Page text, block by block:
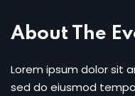
About The
Lorem ipsum dolor sit
sed do eiusmod